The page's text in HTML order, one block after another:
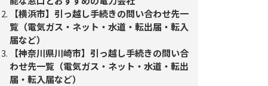
【横浜市】引っ越し手続きの問い合わせ先一
覧（電気ガス・ネット・水道・転出届・転入
届など）
【神奈川県川崎市】引っ越し手続きの問い合
わせ先一覧（電気ガス・ネット・水道・転出
届・転入届など）